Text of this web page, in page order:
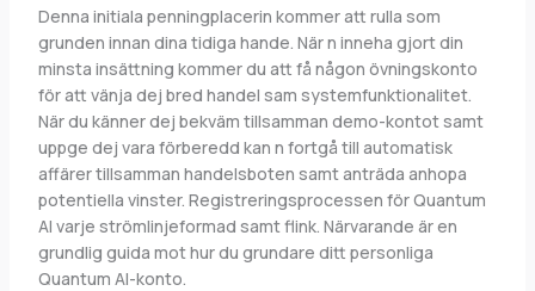
Denna initiala penningplacerin kommer att rulla som
grunden innan dina tidiga hande. När n inneha gjort din
minsta insättning kommer du att få någon övningskonto
för att vänja dej bred handel sam systemfunktionalitet.
När du känner dej bekväm tillsamman demo-kontot samt
uppge dej vara förberedd kan n fortgå till automatisk
affärer tillsamman handelsboten samt anträda anhopa
potentiella vinster. Registreringsprocessen för Quantum
AI varje strömlinjeformad samt flink. Närvarande är en
grundlig guida mot hur du grundare ditt personliga
Quantum AI-konto.